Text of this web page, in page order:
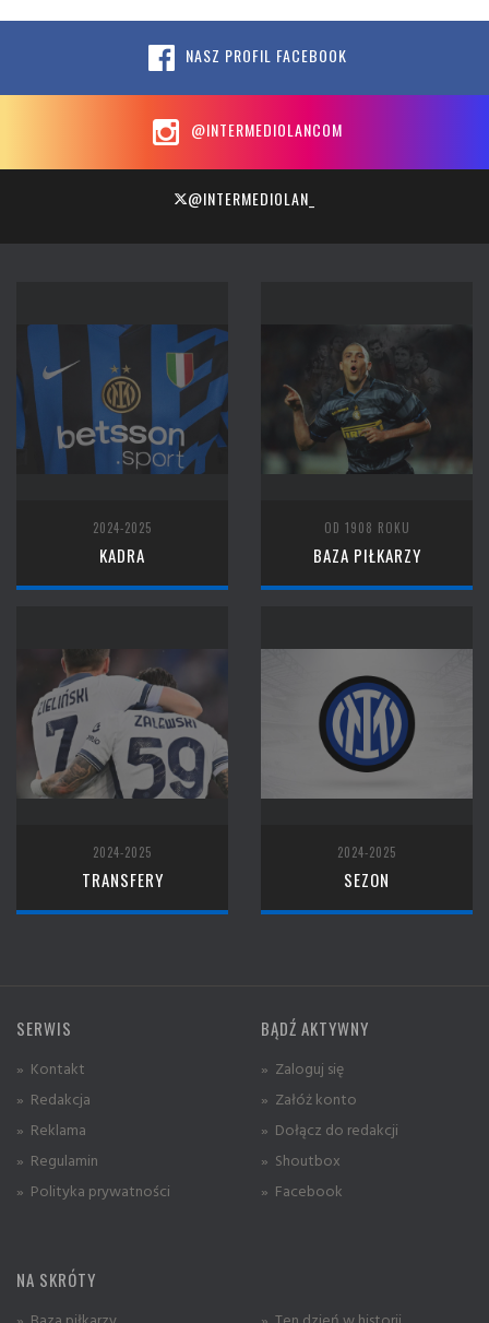
NASZ PROFIL FACEBOOK
@INTERMEDIOLANCOM
@INTERMEDIOLAN_
2024-2025
KADRA
OD 1908 ROKU
BAZA PIŁKARZY
2024-2025
TRANSFERY
2024-2025
SEZON
SERWIS
» Kontakt
» Redakcja
» Reklama
» Regulamin
» Polityka prywatności
BĄDŹ AKTYWNY
» Zaloguj się
» Załóż konto
» Dołącz do redakcji
» Shoutbox
» Facebook
NA SKRÓTY